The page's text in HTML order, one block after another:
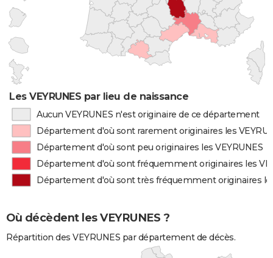
Les VEYRUNES par lieu de naissance
Aucun VEYRUNES n'est originaire de ce département
Département d'où sont rarement originaires les
Département d'où sont peu originaires les VEYRUNES
Département d'où sont fréquemment originaires les
Département d'où sont très fréquemment originaires
Où décèdent les VEYRUNES ?
Répartition des VEYRUNES par département de décès.